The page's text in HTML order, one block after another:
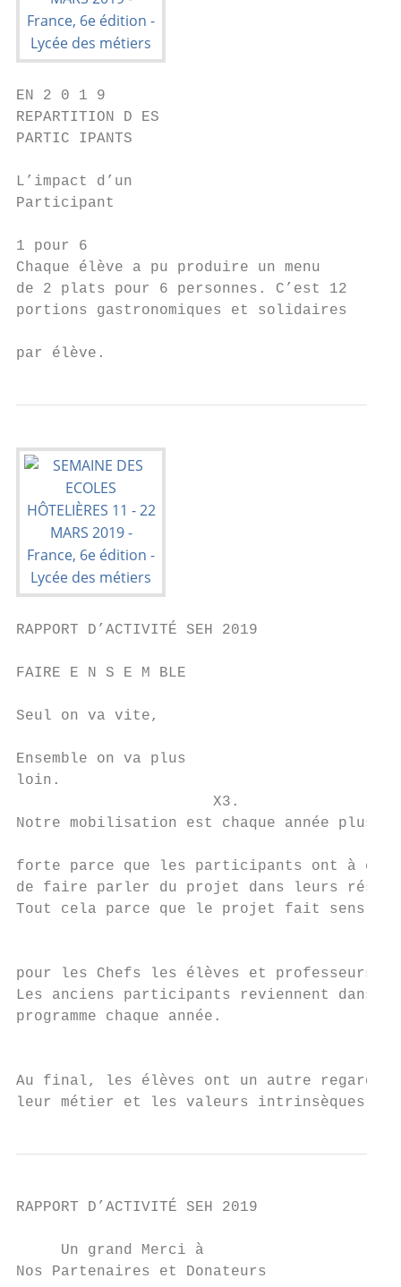
EN 2 0 1 9
REPARTITION D ES                        40
PARTIC IPANTS
L’impact d’un
Participant
1 pour 6
Chaque élève a pu produire un menu
de 2 plats pour 6 personnes. C’est 12
portions gastronomiques et solidaires
par élève.
RAPPORT D’ACTIVITÉ SEH 2019
FAIRE E N S E M BLE
Seul on va vite,
Ensemble on va plus
loin.
                      X3.
Notre mobilisation est chaque année plus
forte parce que les participants ont à cœur
de faire parler du projet dans leurs
Tout cela parce que le projet fait sens à
pour les Chefs les élèves et
Les anciens participants reviennent dans le
programme chaque année.
Au final, les élèves ont un autre regard
leur métier et les valeurs intrinsèques.
RAPPORT D’ACTIVITÉ SEH 2019
     Un grand Merci à
Nos Partenaires et Donateurs